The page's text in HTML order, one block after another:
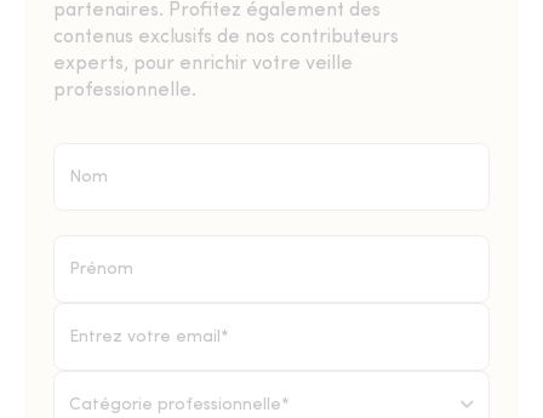
partenaires. Profitez également des
contenus exclusifs de nos contributeurs
experts, pour enrichir votre veille
professionnelle.
Catégorie professionnelle*